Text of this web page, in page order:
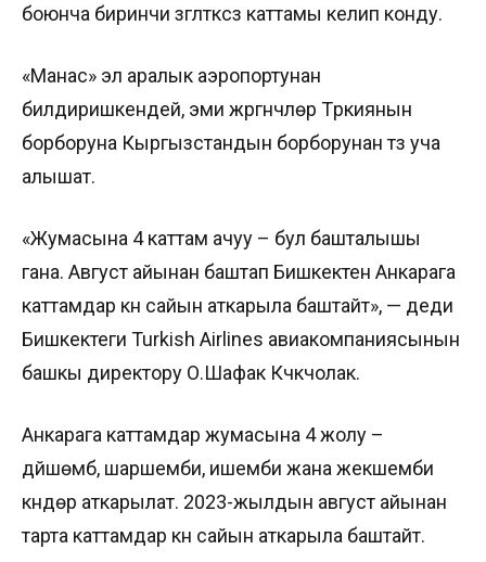
боюнча биринчи үзгүлтүксүз каттамы келип конду.
«Манас» эл аралык аэропортунан
билдиришкендей, эми жүргүнчүлөр Түркиянын
борборуна Кыргызстандын борборунан түз уча
алышат.
«Жумасына 4 каттам ачуу – бул башталышы
гана. Август айынан баштап Бишкектен Анкарага
каттамдар күн сайын аткарыла баштайт», — деди
Бишкектеги Turkish Airlines авиакомпаниясынын
башкы директору О.Шафак Күчүкчолак.
Анкарага каттамдар жумасына 4 жолу –
дүйшөмбү, шаршемби, ишемби жана жекшемби
күндөрү аткарылат. 2023-жылдын август айынан
тарта каттамдар күн сайын аткарыла баштайт.